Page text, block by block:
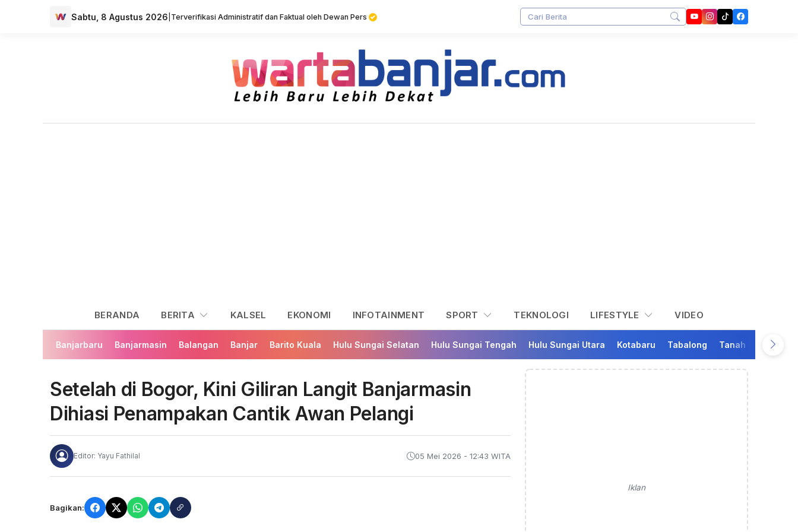
Sabtu, 8 Agustus 2026 Terverifikasi Administratif dan Faktual oleh Dewan Pers
BERANDA BERITA KALSEL EKONOMI INFOTAINMENT SPORT TEKNOLOGI LIFESTYLE VIDEO
Banjarbaru Banjarmasin Balangan Banjar Barito Kuala Hulu Sungai Selatan Hulu Sungai Tengah Hulu Sungai Utara Kotabaru Tabalong Tanah Bumbu
Setelah di Bogor, Kini Giliran Langit Banjarmasin
Dihiasi Penampakan Cantik Awan Pelangi
Editor: Yayu Fathilal 05 Mei 2026 - 12:43 WITA
Bagikan:
Iklan